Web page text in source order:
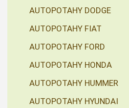
AUTOPOTAHY DODGE
AUTOPOTAHY FIAT
AUTOPOTAHY FORD
AUTOPOTAHY HONDA
AUTOPOTAHY HUMMER
AUTOPOTAHY HYUNDAI